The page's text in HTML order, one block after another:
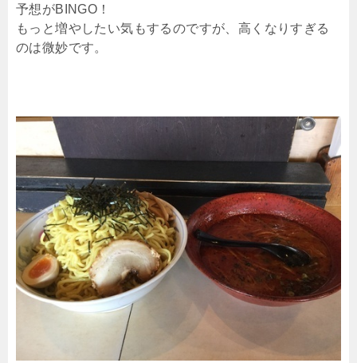
予想がBINGO！
もっと増やしたい気もするのですが、高くなりすぎる
のは微妙です。